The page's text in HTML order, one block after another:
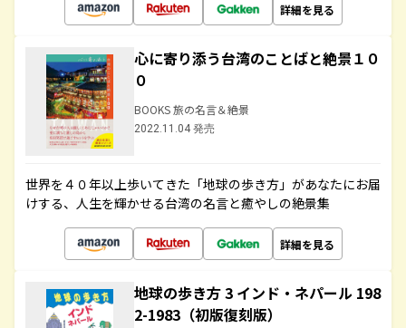
詳細を見る
心に寄り添う台湾のことばと絶景１０
０
BOOKS 旅の名言＆絶景
2022.11.04 発売
世界を４０年以上歩いてきた「地球の歩き方」があなたにお届
けする、人生を輝かせる台湾の名言と癒やしの絶景集
詳細を見る
地球の歩き方 3 インド・ネパール 198
2-1983（初版復刻版）